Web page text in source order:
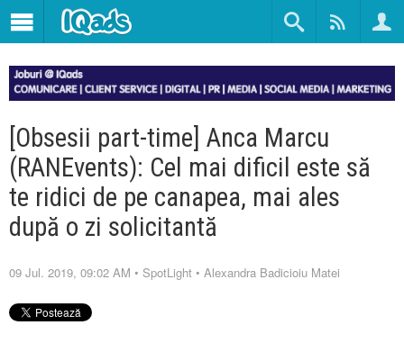
[Obsesii part-time] Anca Marcu
(RANEvents): Cel mai dificil este să
te ridici de pe canapea, mai ales
după o zi solicitantă
09 Jul. 2019, 09:02 AM • SpotLight • Alexandra Badicioiu Matei